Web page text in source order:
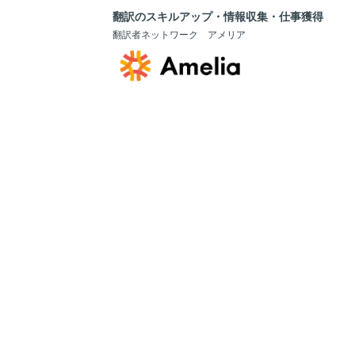
翻訳のスキルアップ・情報収集・仕事獲得
翻訳者ネットワーク アメリア